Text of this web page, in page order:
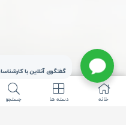
خانه دسته ها جستجو
گفتگوی آنلاین با